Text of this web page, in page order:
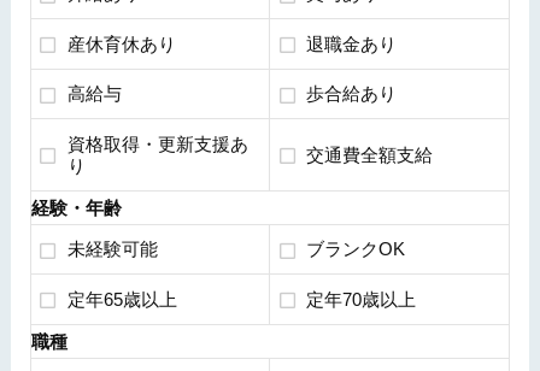
産休育休あり 退職金あり
高給与 歩合給あり
資格取得・更新支援あ
り
交通費全額支給
経験・年齢
未経験可能 ブランクOK
定年65歳以上 定年70歳以上
職種